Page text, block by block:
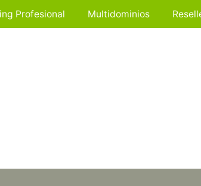
Profesional Multidominios